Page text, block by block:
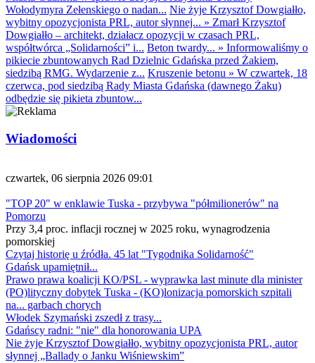
Wołodymyra Zełenskiego o nadan... Nie żyje Krzysztof Dowgiałło,
wybitny opozycjonista PRL, autor słynnej... » Zmarł Krzysztof
Dowgiałło – architekt, działacz opozycji w czasach PRL,
współtwórca „Solidarności” i... Beton twardy... » Informowaliśmy o
pikiecie zbuntowanych Rad Dzielnic Gdańska przed Żakiem,
siedzibą RMG. Wydarzenie z... Kruszenie betonu » W czwartek, 18
czerwca, pod siedzibą Rady Miasta Gdańska (dawnego Żaku)
odbędzie się pikieta zbuntow...
Wiadomości
czwartek, 06 sierpnia 2026 09:01
"TOP 20" w enklawie Tuska - przybywa "półmilionerów" na
Pomorzu
Przy 3,4 proc. inflacji rocznej w 2025 roku, wynagrodzenia
pomorskiej
Czytaj historię u źródła. 45 lat "Tygodnika Solidarność"
Gdańsk upamiętnił...
Prawo prawa koalicji KO/PSL - wyprawka last minute dla minister
(PO)lityczny dobytek Tuska - (KO)lonizacja pomorskich szpitali
na... garbach chorych
Włodek Szymański zszedł z trasy...
Gdańscy radni: "nie" dla honorowania UPA
Nie żyje Krzysztof Dowgiałło, wybitny opozycjonista PRL, autor
słynnej „Ballady o Janku Wiśniewskim”